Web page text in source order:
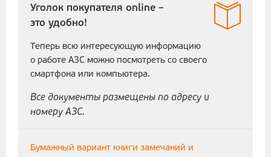
Уголок покупателя online –
это удобно!
Теперь всю интересующую информацию
о работе АЗС можно посмотреть со своего
смартфона или компьютера.
Все документы размещены по адресу и
номеру АЗС.
Бумажный вариант книги замечаний и